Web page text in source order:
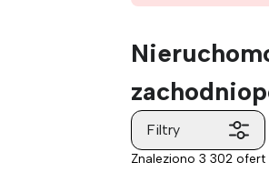
Filtry
Znaleziono 3 302